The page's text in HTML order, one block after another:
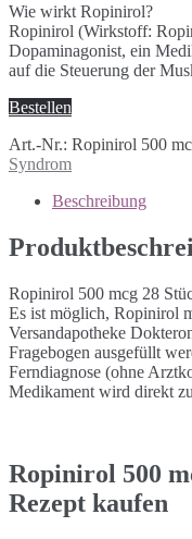
Wie wirkt Ropinirol?
Ropinirol (Wirkstoff:
Dopaminagonist, ein
auf die Steuerung der
Bestellen
Art.-Nr.: Ropinirol 500
Syndrom
Beschreibung
Ropinirol 500 mcg 28
Es ist möglich, Ropinirol
Versandapotheke
Fragebogen ausgefüllt
Ferndiagnose (ohne
Medikament wird direkt
Ropinirol 500
Rezept kaufen